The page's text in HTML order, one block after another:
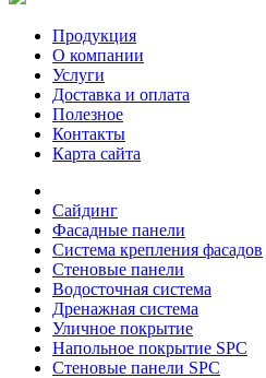
Продукция
О компании
Услуги
Доставка и оплата
Полезное
Контакты
Карта сайта
Сайдинг
Фасадные панели
Система крепления фасадов
Стеновые панели
Водосточная система
Дренажная система
Уличное покрытие
Напольное покрытие SPC
Стеновые панели SPC